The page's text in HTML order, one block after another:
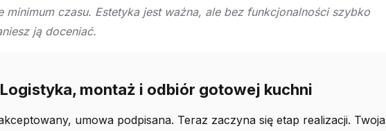
minimum czasu. Estetyka jest ważna, ale bez funkcjonalności szybko
ją doceniać.
montaż i odbiór gotowej kuchni
umowa podpisana. Teraz zaczyna się etap realizacji. Twoja